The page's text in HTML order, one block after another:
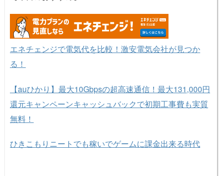
エネチェンジで電気代を比較！激安電気会社が見つか
る！
【auひかり】最大10Gbpsの超高速通信！最大131,000円
還元キャンペーンキャッシュバックで初期工事費も実質
無料！
ひきこもりニートでも稼いでゲームに課金出来る時代